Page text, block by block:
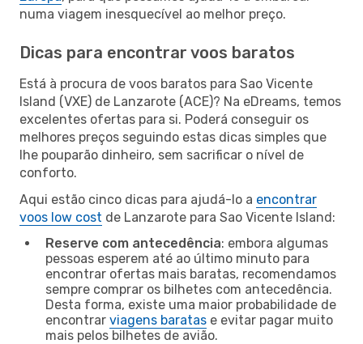
numa viagem inesquecível ao melhor preço.
Dicas para encontrar voos baratos
Está à procura de voos baratos para Sao Vicente
Island (VXE) de Lanzarote (ACE)? Na eDreams, temos
excelentes ofertas para si. Poderá conseguir os
melhores preços seguindo estas dicas simples que
lhe pouparão dinheiro, sem sacrificar o nível de
conforto.
Aqui estão cinco dicas para ajudá-lo a encontrar
voos low cost de Lanzarote para Sao Vicente Island:
Reserve com antecedência: embora algumas
pessoas esperem até ao último minuto para
encontrar ofertas mais baratas, recomendamos
sempre comprar os bilhetes com antecedência.
Desta forma, existe uma maior probabilidade de
encontrar viagens baratas e evitar pagar muito
mais pelos bilhetes de avião.